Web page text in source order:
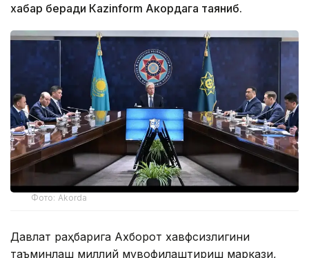
хабар беради Каzinform Акордага таяниб.
Фото: Akorda
Давлат раҳбарига Ахборот хавфсизлигини
таъминлаш миллий мувофиқлаштириш маркази,